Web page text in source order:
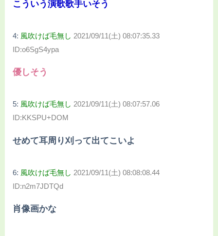
こういう演歌歌手いそう
4: 風吹けば毛無し 2021/09/11(土) 08:07:35.33
ID:o6SgS4ypa
優しそう
5: 風吹けば毛無し 2021/09/11(土) 08:07:57.06
ID:KKSPU+DOM
せめて耳周り刈って出てこいよ
6: 風吹けば毛無し 2021/09/11(土) 08:08:08.44
ID:n2m7JDTQd
肖像画かな